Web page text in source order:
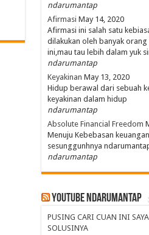
ndarumantap
Afirmasi May 14, 2020
Afirmasi ini salah satu
dilakukan oleh banyak orang
ini,mau tau lebih dalam yuk
ndarumantap
Keyakinan May 13, 2020
Hidup berawal dari sebuah
keyakinan dalam hidup
ndarumantap
Absolute Financial Freedom
Menuju Kebebasan
sesunggunhnya
ndarumantap
Youtube NdaruMantap
PUSING CARI CUAN INI
SOLUSINYA